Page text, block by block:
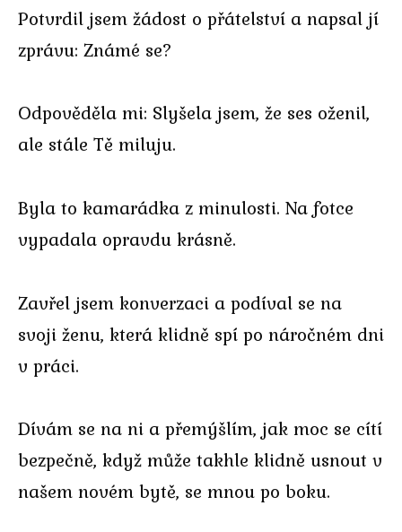
Potvrdil jsem žádost o přátelství a napsal jí
zprávu: Známé se?
Odpověděla mi: Slyšela jsem, že ses oženil,
ale stále Tě miluju.
Byla to kamarádka z minulosti. Na fotce
vypadala opravdu krásně.
Zavřel jsem konverzaci a podíval se na
svoji ženu, která klidně spí po náročném dni
v práci.
Dívám se na ni a přemýšlím, jak moc se cítí
bezpečně, když může takhle klidně usnout v
našem novém bytě, se mnou po boku.